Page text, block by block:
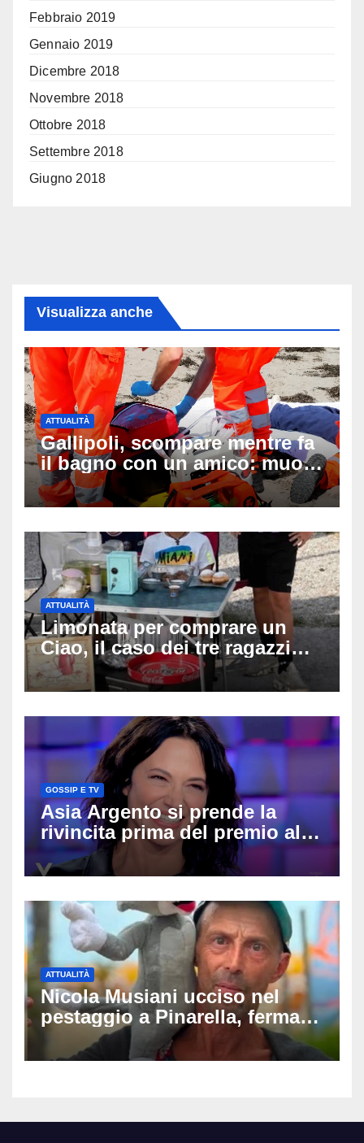
Febbraio 2019
Gennaio 2019
Dicembre 2018
Novembre 2018
Ottobre 2018
Settembre 2018
Giugno 2018
Visualizza anche
ATTUALITÀ
Gallipoli, scompare mentre fa
il bagno con un amico: muore
a 19 anni dopo 45 minuti di
disperati tentativi di
ATTUALITÀ
Limonata per comprare un
Ciao, il caso dei tre ragazzi
divide l’Italia: Fedriga li invita
in Regione, Vannacci li
GOSSIP E TV
Asia Argento si prende la
rivincita prima del premio alla
carriera: «Mi chiamano
raccomandata e cagna»
ATTUALITÀ
Nicola Musiani ucciso nel
pestaggio a Pinarella, fermati
quattro giovani: la svolta
dopo video, intercettazioni e